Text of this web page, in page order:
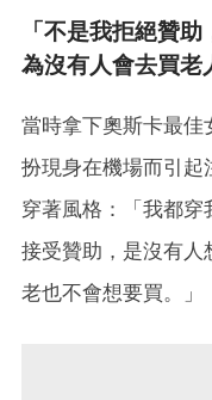
「不是我拒絕贊
為沒有人會去買老
當時拿下奧斯卡最佳
扮現身在機場而引起
穿著風格：「我都
接受贊助，是沒有人
老也不會想要買。」